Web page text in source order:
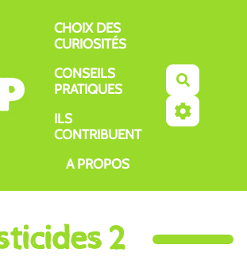
CHOIX DES
CURIOSITÉS
CONSEILS
PRATIQUES
ILS
CONTRIBUENT
A PROPOS
2